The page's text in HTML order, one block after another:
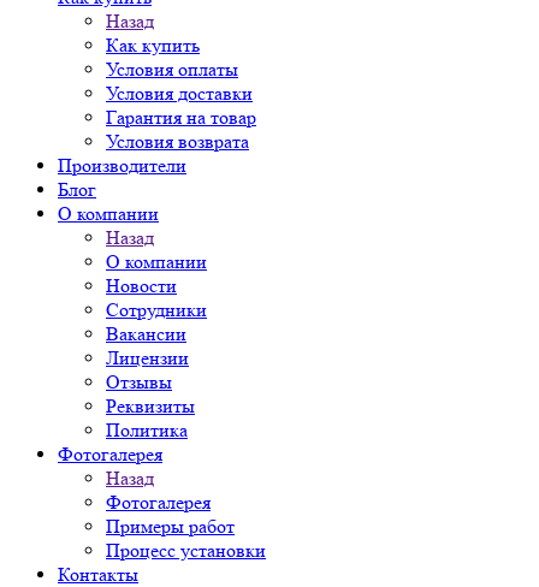
Назад
Как купить
Условия оплаты
Условия доставки
Гарантия на товар
Условия возврата
Производители
Блог
О компании
Назад
О компании
Новости
Сотрудники
Вакансии
Лицензии
Отзывы
Реквизиты
Политика
Фотогалерея
Назад
Фотогалерея
Примеры работ
Процесс установки
Контакты